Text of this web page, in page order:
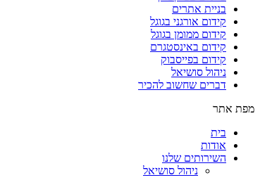
בניית אתרים
קידום אורגני בגוגל
קידום ממומן בגוגל
קידום באינסטגרם
קידום בפייסבוק
ניהול סושיאל
דברים שחשוב להכיר
מפת אתר
בית
אודות
השירותים שלנו
ניהול סושיאל